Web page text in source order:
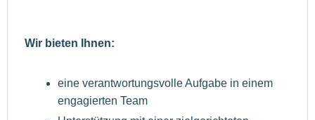
Wir bieten Ihnen:
eine verantwortungsvolle Aufgabe in einem
engagierten Team